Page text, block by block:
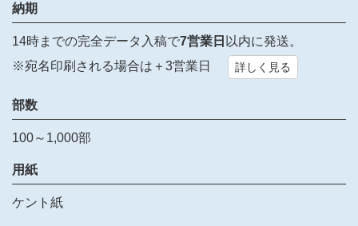
納期
14時までの完全データ入稿で7営業日 以内に発送。
※宛名印刷される場合は＋3営業日
詳しく見る
部数
100～1,000部
用紙
ケント紙